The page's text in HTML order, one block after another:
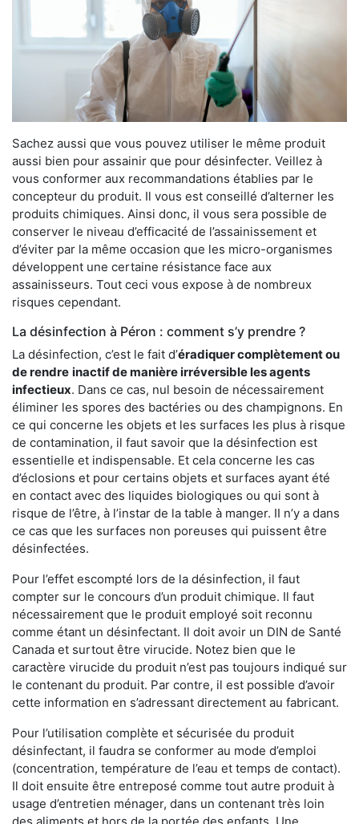
Sachez aussi que vous pouvez utiliser le même produit
aussi bien pour assainir que pour désinfecter. Veillez à
vous conformer aux recommandations établies par le
concepteur du produit. Il vous est conseillé d’alterner les
produits chimiques. Ainsi donc, il vous sera possible de
conserver le niveau d’efficacité de l’assainissement et
d’éviter par la même occasion que les micro-organismes
développent une certaine résistance face aux
assainisseurs. Tout ceci vous expose à de nombreux
risques cependant.
La désinfection à Péron : comment s’y prendre ?
La désinfection, c’est le fait d’éradiquer complètement ou
de rendre inactif de manière irréversible les agents
infectieux. Dans ce cas, nul besoin de nécessairement
éliminer les spores des bactéries ou des champignons. En
ce qui concerne les objets et les surfaces les plus à risque
de contamination, il faut savoir que la désinfection est
essentielle et indispensable. Et cela concerne les cas
d’éclosions et pour certains objets et surfaces ayant été
en contact avec des liquides biologiques ou qui sont à
risque de l’être, à l’instar de la table à manger. II n’y a dans
ce cas que les surfaces non poreuses qui puissent être
désinfectées.
Pour l’effet escompté lors de la désinfection, il faut
compter sur le concours d’un produit chimique. Il faut
nécessairement que le produit employé soit reconnu
comme étant un désinfectant. Il doit avoir un DIN de Santé
Canada et surtout être virucide. Notez bien que le
caractère virucide du produit n’est pas toujours indiqué sur
le contenant du produit. Par contre, il est possible d’avoir
cette information en s’adressant directement au fabricant.
Pour l’utilisation complète et sécurisée du produit
désinfectant, il faudra se conformer au mode d’emploi
(concentration, température de l’eau et temps de contact).
Il doit ensuite être entreposé comme tout autre produit à
usage d’entretien ménager, dans un contenant très loin